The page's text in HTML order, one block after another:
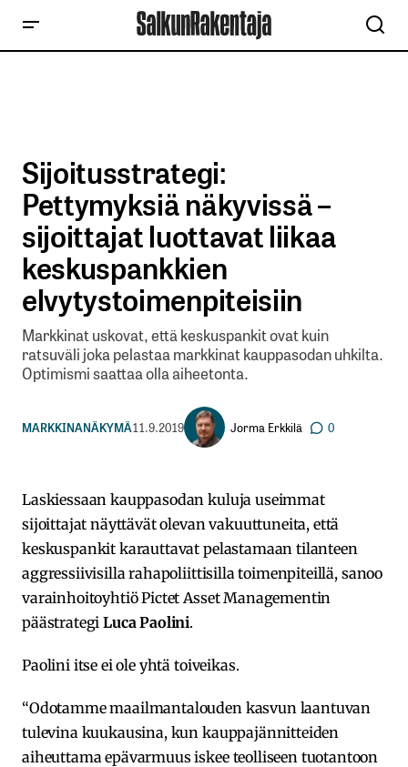
Sijoitusstrategi:
Pettymyksiä näkyvissä –
sijoittajat luottavat liikaa
keskuspankkien
elvytystoimenpiteisiin
Markkinat uskovat, että keskuspankit ovat kuin
ratsuväli joka pelastaa markkinat kauppasodan uhkilta.
Optimismi saattaa olla aiheetonta.
MARKKINANÄKYMÄ11.9.2019 Jorma Erkkilä 0
Laskiessaan kauppasodan kuluja useimmat
sijoittajat näyttävät olevan vakuuttuneita, että
keskuspankit karauttavat pelastamaan tilanteen
aggressiivisilla rahapoliittisilla toimenpiteillä, sanoo
varainhoitoyhtiö Pictet Asset Managementin
päästrategiLuca Paolini.
Paolini itse ei ole yhtä toiveikas.
“Odotamme maailmantalouden kasvun laantuvan
tulevina kuukausina, kun kauppajännitteiden
aiheuttama epävarmuus iskee teolliseen tuotantoon